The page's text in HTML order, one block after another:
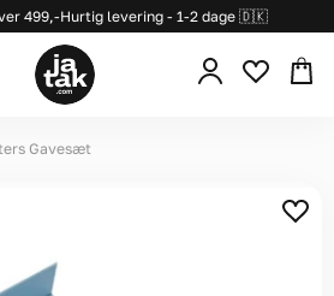
499,-Hurtig levering - 1-2 dage 🇩🇰
Gavesæt